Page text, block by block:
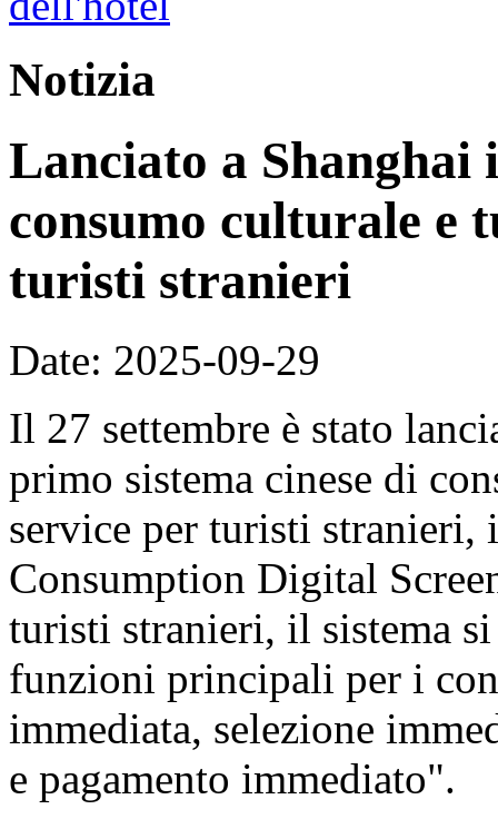
Notizia
Lanciato a Shanghai
consumo culturale e
turisti stranieri
Date: 2025-09-29
Il 27 settembre è stato
primo sistema cinese di
service per turisti
Consumption Digital
turisti stranieri, il sistema
funzioni principali per i
immediata, selezione
e pagamento immediato".